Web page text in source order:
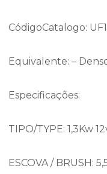
CódigoCatalogo:
Equivalente: –
Especificações:
TIPO/TYPE: 1,3Kw
ESCOVA / BRUSH: